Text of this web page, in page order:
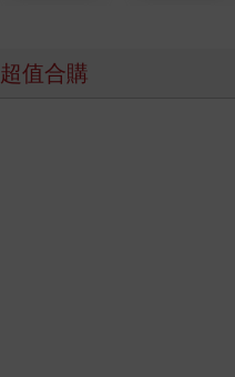
超值合購